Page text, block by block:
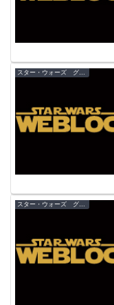
スター・ウォーズ グッズ
スター・ウォーズ グッズ